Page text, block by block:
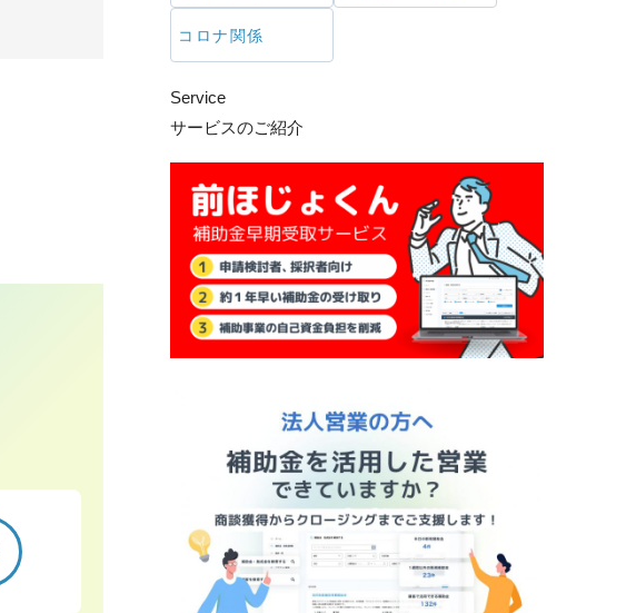
コロナ関係
Service
サービスのご紹介